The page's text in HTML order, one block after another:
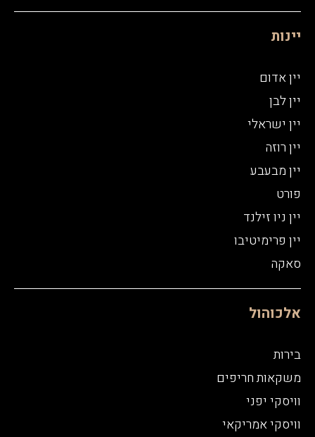
יינות
יין אדום
יין לבן
יין ישראלי
יין רוזה
יין מבעבע
פורט
יין ניו זילנד
יין פרימיטיבו
סאקה
אלכוהול
בירות
משקאות חריפים
וויסקי יפני
וויסקי אמריקאי